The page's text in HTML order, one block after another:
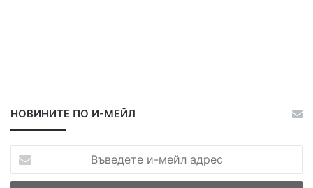
НОВИНИТЕ ПО И-МЕЙЛ
в